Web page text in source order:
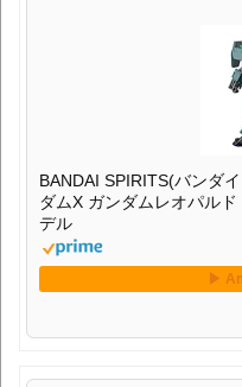
BANDAI SPIRITS(バンダ
ダムX ガンダムレオパル
デル